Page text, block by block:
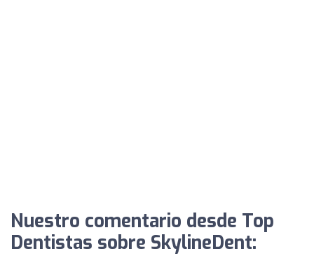
Nuestro comentario desde Top
Dentistas sobre SkylineDent: